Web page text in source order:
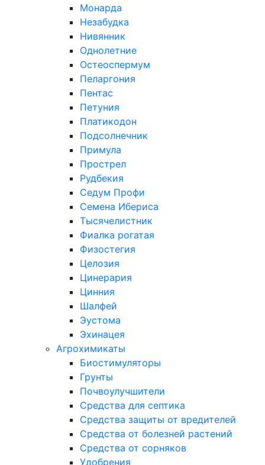
Монарда
Незабудка
Нивянник
Однолетние
Остеоспермум
Пеларгония
Пентас
Петуния
Платикодон
Подсолнечник
Примула
Прострел
Рудбекия
Седум Профи
Семена Ибериса
Тысячелистник
Фиалка рогатая
Физостегия
Целозия
Цинерария
Цинния
Шалфей
Эустома
Эхинацея
Агрохимикаты
Биостимуляторы
Грунты
Почвоулучшители
Средства для септика
Средства защиты от вредителей
Средства от болезней растений
Средства от сорняков
Удобрения